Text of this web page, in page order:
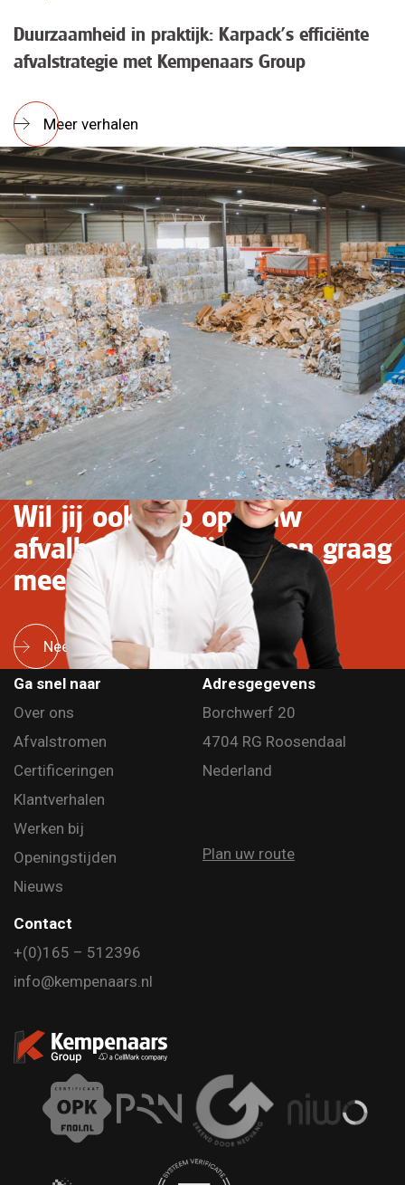
Duurzaamheid in praktijk: Karpack’s efficiënte
afvalstrategie met Kempenaars Group
Meer verhalen
Wil jij ook grip op jouw
afvalbeheer? Wij denken graag
mee!
Neem contact op
Ga snel naar
Over ons
Afvalstromen
Certificeringen
Klantverhalen
Werken bij
Openingstijden
Nieuws
Adresgegevens
Borchwerf 20
4704 RG Roosendaal
Nederland
Plan uw route
Contact
+(0)165 – 512396
info@kempenaars.nl